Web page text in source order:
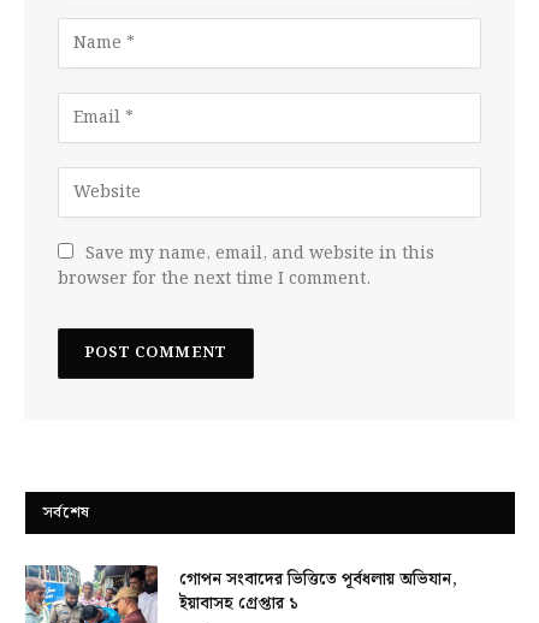
Save my name, email, and website in this
browser for the next time I comment.
সর্বশেষ
গোপন সংবাদের ভিত্তিতে পূর্বধলায় অভিযান,
ইয়াবাসহ গ্রেপ্তার ১